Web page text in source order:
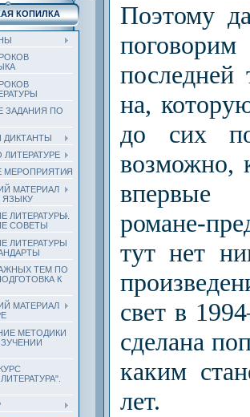
КОПИЛКА
ЗАДАНИЯ ПО
ДИКТАНТЫ
ЛИТЕРАТУРЕ
МЕРОПРИЯТИЯ
МАТЕРИАЛ
ЯЗЫКУ
ЛИТЕРАТУРЫ.
СОВЕТЫ
ЛИТЕРАТУРЫ
ТЕМ ПО
К
МАТЕРИАЛ
МЕТОДИКИ
Поэтому
на,
до сих
возможно,
впер­вые
романе-
тут нет
свет в
сделана
каким
лет.